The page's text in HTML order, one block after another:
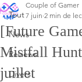
Tout
News
Reviews
Divers
[Future
Mistfall
juillet
Couple of Gamer
7 juin 2 min de